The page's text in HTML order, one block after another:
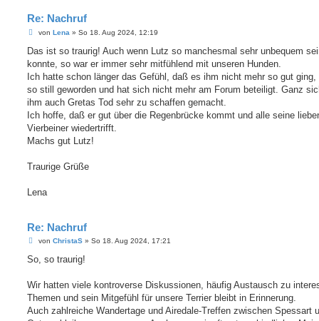
Re: Nachruf
B
i
r
a
von Lena » So 18. Aug 2024, 12:19
Das ist so traurig! Auch wenn Lutz so manchesmal sehr unbequem
konnte, so war er immer sehr mitfühlend mit unseren Hunden.
Ich hatte schon länger das Gefühl, daß es ihm nicht mehr so gut ging,
so still geworden und hat sich nicht mehr am Forum beteiligt. Ganz
ihm auch Gretas Tod sehr zu schaffen gemacht.
Ich hoffe, daß er gut über die Regenbrücke kommt und alle seine
Vierbeiner wiedertrifft.
Machs gut Lutz!
Traurige Grüße
Lena
Re: Nachruf
B
i
a
von ChristaS» So 18. Aug 2024, 17:21
So, so traurig!
Wir hatten viele kontroverse Diskussionen, häufig Austausch zu
Themen und sein Mitgefühl für unsere Terrier bleibt in Erinnerung.
Auch zahlreiche Wandertage und Airedale-Treffen zwischen Spessart